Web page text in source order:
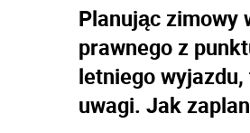
Planując zimowy
prawnego z
letniego
uwagi. Jak